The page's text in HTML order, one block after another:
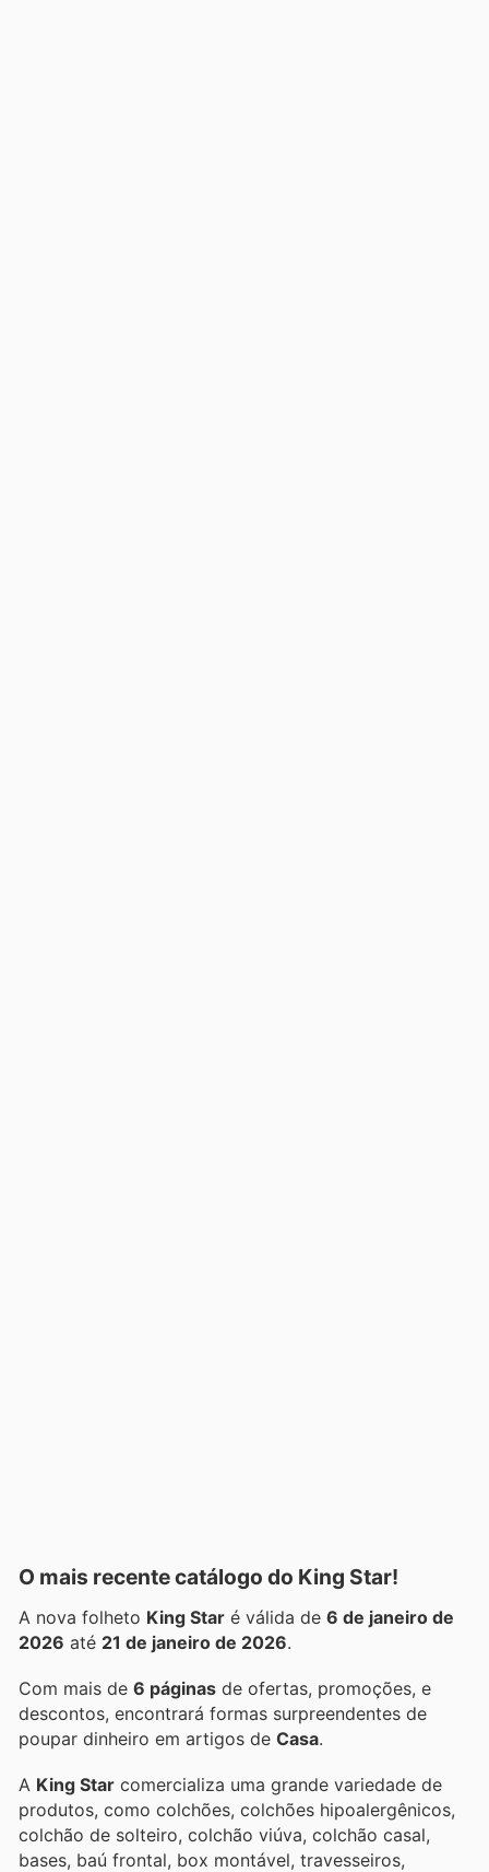
O mais recente catálogo do King Star!
A nova folheto King Star é válida de 6 de janeiro de
2026 até 21 de janeiro de 2026.
Com mais de 6 páginas de ofertas, promoções, e
descontos, encontrará formas surpreendentes de
poupar dinheiro em artigos de Casa.
A King Star comercializa uma grande variedade de
produtos, como colchões, colchões hipoalergênicos,
colchão de solteiro, colchão viúva, colchão casal,
bases, baú frontal, box montável, travesseiros,